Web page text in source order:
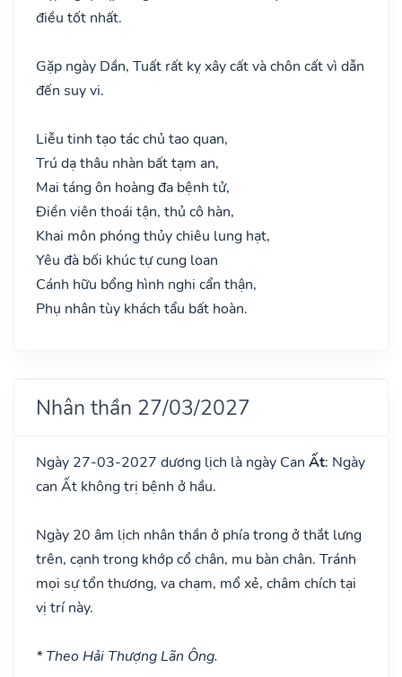
điều tốt nhất.
Gặp ngày Dần, Tuất rất kỵ xây cất và chôn cất vì dẫn
đến suy vi.
Liễu tinh tạo tác chủ tao quan,
Trú dạ thâu nhàn bất tạm an,
Mai táng ôn hoàng đa bệnh tử,
Điền viên thoái tận, thủ cô hàn,
Khai môn phóng thủy chiêu lung hạt,
Yêu đà bối khúc tự cung loan
Cánh hữu bổng hình nghi cẩn thận,
Phụ nhân tùy khách tẩu bất hoàn.
Nhân thần 27/03/2027
Ngày 27-03-2027 dương lịch là ngày Can Ất: Ngày
can Ất không trị bệnh ở hầu.
Ngày 20 âm lịch nhân thần ở phía trong ở thắt lưng
trên, cạnh trong khớp cổ chân, mu bàn chân. Tránh
mọi sự tổn thương, va chạm, mổ xẻ, châm chích tại
vị trí này.
* Theo Hải Thượng Lãn Ông.